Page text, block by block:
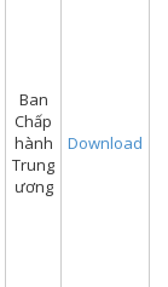
Ban
Chấp
hành
Trung
ương
Download